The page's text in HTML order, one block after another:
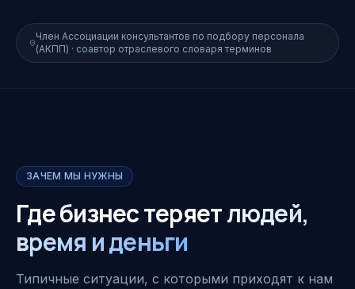
Член Ассоциации консультантов по подбору персонала
(АКПП) · соавтор отраслевого словаря терминов
ЗАЧЕМ МЫ НУЖНЫ
Где бизнес теряетлюдей,
время и деньги
Типичные ситуации, с которыми приходят к нам